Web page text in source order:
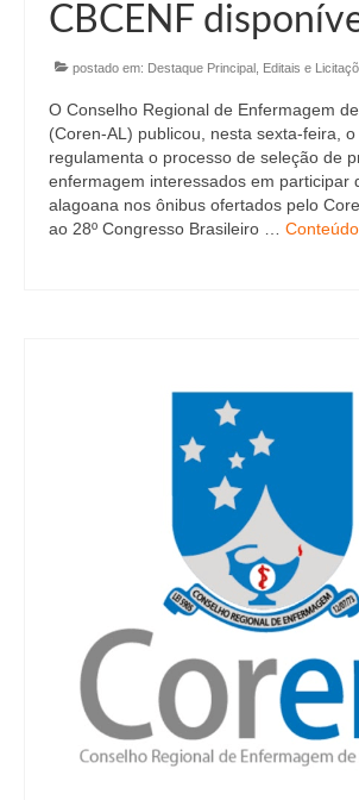
NEP
CBCENF
postado em: Destaque Principal Editais e
O Conselho Regional de Enfermagem
(Coren-AL) publicou, nesta sexta-feira,
regulamenta o processo de seleção de
enfermagem interessados em participar
alagoana nos ônibus ofertados pelo
ao 28º Congresso Brasileiro … Conteúdo